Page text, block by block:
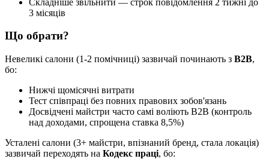
3 місяців
Що обрати?
Невеликі салони (1-2 помічниці) зазвичай починають з B2B,
бо:
Нижчі щомісячні витрати
Тест співпраці без повних правових зобов'язань
Досвідчені майстри часто самі воліють B2B (контроль
над доходами, спрощена ставка 8,5%)
Усталені салони (3+ майстри, впізнаний бренд, стала локація)
зазвичай переходять на Кодекс праці, бо: